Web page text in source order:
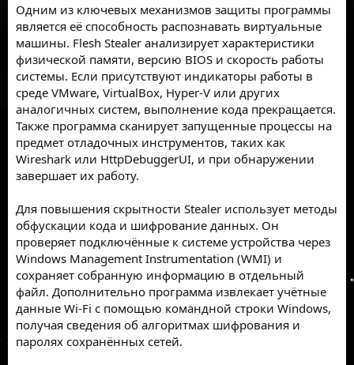
Одним из ключевых механизмов защиты программы
является её способность распознавать виртуальные
машины. Flesh Stealer анализирует характеристики
физической памяти, версию BIOS и скорость работы
системы. Если присутствуют индикаторы работы в
среде VMware, VirtualBox, Hyper-V или других
аналогичных систем, выполнение кода прекращается.
Также программа сканирует запущенные процессы на
предмет отладочных инструментов, таких как
Wireshark или HttpDebuggerUI, и при обнаружении
завершает их работу.
Для повышения скрытности Stealer использует методы
обфускации кода и шифрование данных. Он
проверяет подключённые к системе устройства через
Windows Management Instrumentation (WMI) и
сохраняет собранную информацию в отдельный
файл. Дополнительно программа извлекает учётные
данные Wi-Fi с помощью командной строки Windows,
получая сведения об алгоритмах шифрования и
паролях сохранённых сетей.